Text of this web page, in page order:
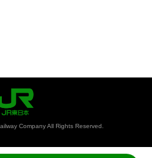
Company All Rights Reserved.